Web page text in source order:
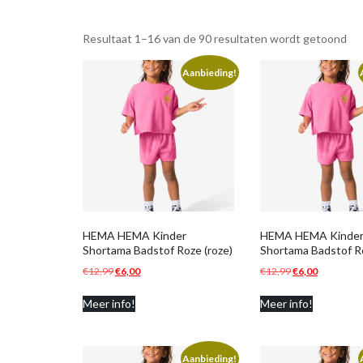
Resultaat 1–16 van de 90 resultaten wordt getoond
Aanbieding!
HEMA HEMA Kinder
Shortama Badstof Roze (roze)
€12,99Oorspronkelijke
was:
€6,00Huidige
Meer info!
HEMA HEMA Kinder
Shortama Badstof
€12,99Oorspronkelijke
was:
€6,00Huidige
Meer info!
Aanbieding!